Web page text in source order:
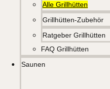
Alle Grillhütten
Grillhütten-Zubehör
Ratgeber Grillhütten
FAQ Grillhütten
Saunen